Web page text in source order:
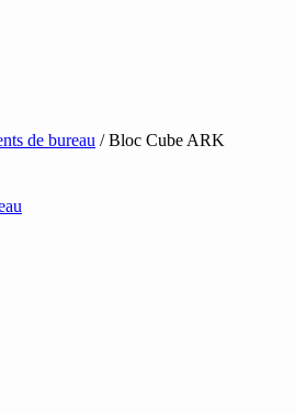
de bureau / Bloc Cube ARK